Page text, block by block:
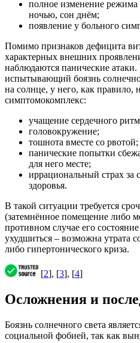
полное изменение режима
ночью, сон днём;
появление у больного
Помимо признаков дефицита
характерных внешних
наблюдаются панические атаки.
испытывающий боязнь
на солнце, у него, как правило,
симптомокомплекс:
учащение сердечного
головокружение;
тошнота вместе со рвотой;
панические попытки
для него месте;
иррациональный страх за
здоровья.
В такой ситуации требуется
(затемнённое помещение либо
противном случае его
ухудшиться – возможна утрата
либо гипертонического криза.
[2], [3], [4]
Осложнения и
Боязнь солнечного света
социальной фобией, так как